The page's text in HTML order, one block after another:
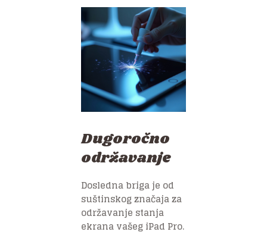
Dugoročno
održavanje
Dosledna briga je od
suštinskog značaja za
održavanje stanja
ekrana vašeg iPad Pro.